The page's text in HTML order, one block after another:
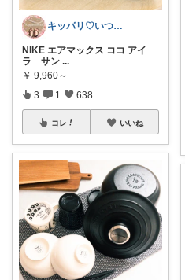
キッパリ♡いつもありがとうございます🌸
NIKE エアマックス ココ アイ
ラ サン ...
￥ 9,960～
3 1 638
コレ いいね